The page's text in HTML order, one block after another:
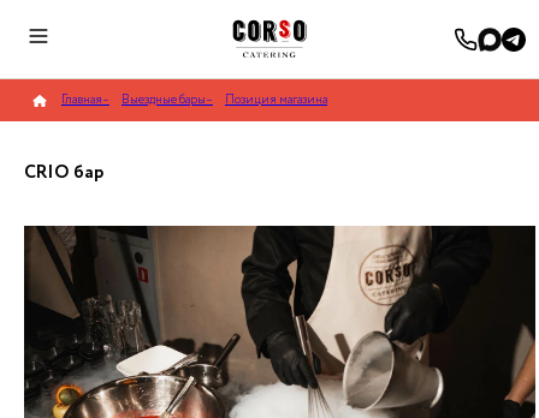
Главная– Выездные бары– Позиция магазина
CRIO бар